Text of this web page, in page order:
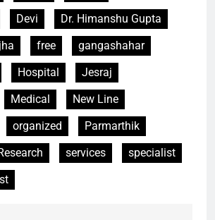
Devi
Dr. Himanshu Gupta
free
gangashahar
Hospital
Jesraj
Medical
New Line
organized
Parmarthik
services
specialist